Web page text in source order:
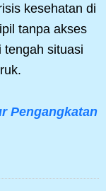
kesehatan di
tanpa akses
tengah situasi
Pengangkatan